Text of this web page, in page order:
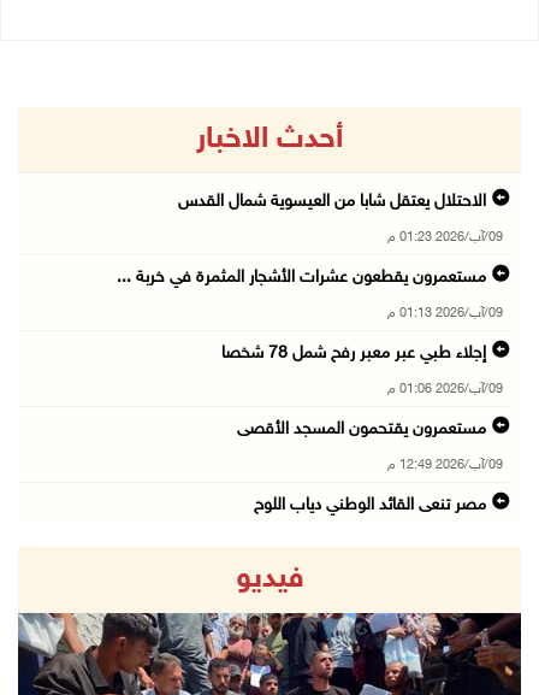
أحدث الاخبار
الاحتلال يعتقل شابا من العيسوية شمال القدس
09/آب/2026 01:23 م
مستعمرون يقطعون عشرات الأشجار المثمرة في خربة ...
09/آب/2026 01:13 م
إجلاء طبي عبر معبر رفح شمل 78 شخصا
09/آب/2026 01:06 م
مستعمرون يقتحمون المسجد الأقصى
09/آب/2026 12:49 م
مصر تنعى القائد الوطني دياب اللوح
جهاد يرسم على الخيمة مشاهد الحرب في غزة
09/آب/2026 12:17 م
حالات الإجهاض في غزة تتضاعف ثلاث مرات
فيديو